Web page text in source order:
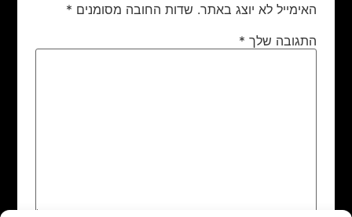
האימייל לא יוצג באתר. שדות החובה מסומנים *
התגובה שלך *